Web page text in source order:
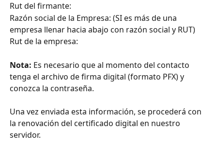
Rut del firmante:
Razón social de la Empresa: (SI es más de una
empresa llenar hacia abajo con razón social y RUT)
Rut de la empresa:
Nota: Es necesario que al momento del contacto
tenga el archivo de firma digital (formato PFX) y
conozca la contraseña.
Una vez enviada esta información, se procederá con
la renovación del certificado digital en nuestro
servidor.